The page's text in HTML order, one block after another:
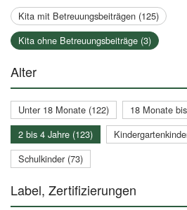
Kita mit Betreuungsbeiträgen (125)
Kita ohne Betreuungsbeiträge (3)
Alter
Unter 18 Monate (122)
18 Monate
2 bis 4 Jahre (123)
Schulkinder (73)
Label, Zertifizierungen